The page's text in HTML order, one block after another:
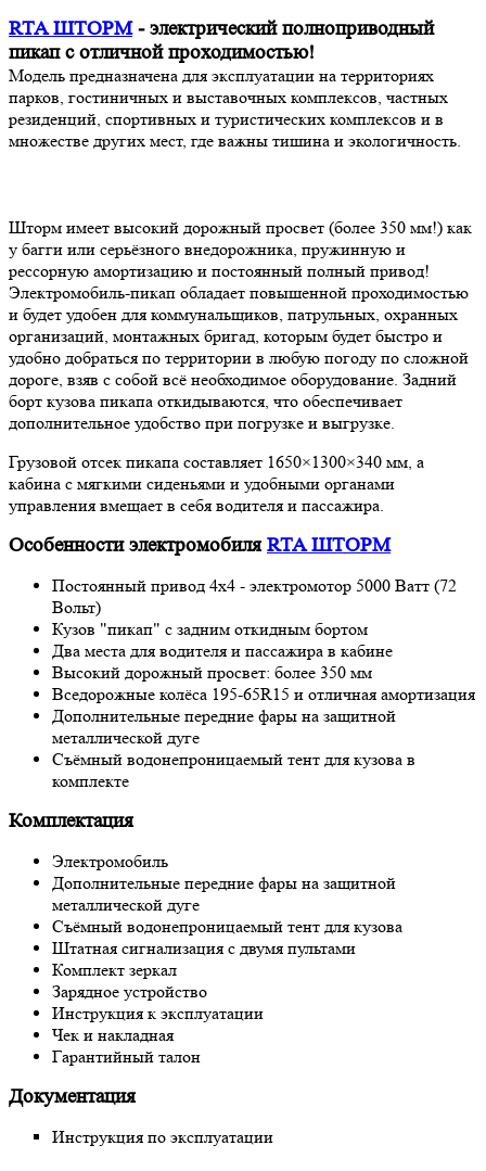
RTA ШТОРМ- электрический полноприводный
пикап с отличной проходимостью!
Модель предназначена для эксплуатации на территориях
парков, гостиничных и выставочных комплексов, частных
резиденций, спортивных и туристических комплексов и в
множестве других мест, где важны тишина и экологичность.
Шторм имеет высокий дорожный просвет (более 350 мм!) как
у багги или серьёзного внедорожника, пружинную и
рессорную амортизацию и постоянный полный привод!
Электромобиль-пикап обладает повышенной проходимостью
и будет удобен для коммунальщиков, патрульных, охранных
организаций, монтажных бригад, которым будет быстро и
удобно добраться по территории в любую погоду по сложной
дороге, взяв с собой всё необходимое оборудование. Задний
борт кузова пикапа откидываются, что обеспечивает
дополнительное удобство при погрузке и выгрузке.
Грузовой отсек пикапа составляет 1650×1300×340 мм, а
кабина с мягкими сиденьями и удобными органами
управления вмещает в себя водителя и пассажира.
Особенности электромобиля RTA ШТОРМ
Постоянный привод 4х4 - электромотор 5000 Ватт (72
Вольт)
Кузов "пикап" с задним откидным бортом
Два места для водителя и пассажира в кабине
Высокий дорожный просвет: более 350 мм
Вседорожные колёса 195-65R15 и отличная амортизация
Дополнительные передние фары на защитной
металлической дуге
Съёмный водонепроницаемый тент для кузова в
комплекте
Комплектация
Электромобиль
Дополнительные передние фары на защитной
металлической дуге
Съёмный водонепроницаемый тент для кузова
Штатная сигнализация с двумя пультами
Комплект зеркал
Зарядное устройство
Инструкция к эксплуатации
Чек и накладная
Гарантийный талон
Документация
Инструкция по эксплуатации